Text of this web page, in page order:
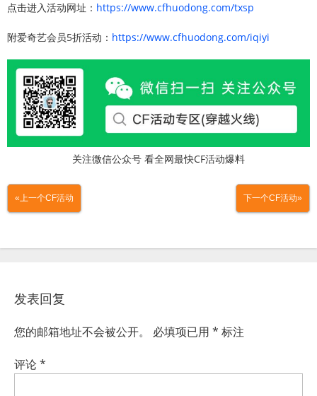
点击进入活动网址： https://www.cfhuodong.com/txsp
附爱奇艺会员5折活动： https://www.cfhuodong.com/iqiyi
关注微信公众号 看全网最快CF活动爆料
«上一个CF活动 下一个CF活动»
发表回复
您的邮箱地址不会被公开。 必填项已用 * 标注
评论*